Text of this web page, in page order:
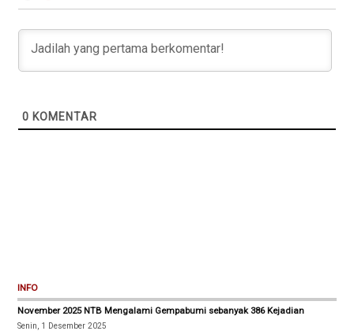
0 KOMENTAR
INFO
November 2025 NTB Mengalami Gempabumi sebanyak 386 Kejadian
Senin, 1 Desember 2025